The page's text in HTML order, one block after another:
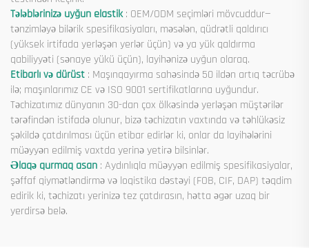
Tələblərinizə uyğun elastik: OEM/ODM seçimləri mövcuddur—
tənzimləyə bilərik spesifikasiyaları, məsələn, qüdrətli qaldırıcı
(yüksek irtifada yerləşən yerlər üçün) və ya yük qaldırma
qabiliyyəti (sənaye yükü üçün), layihənizə uyğun olaraq.
Etibarlı və dürüst : Maşınqayırma sahəsində 50 ildən artıq təcrübə
ilə; maşınlarımız CE və ISO 9001 sertifikatlarına uyğundur.
Təchizatımız dünyanın 30-dan çox ölkəsində yerləşən müştərilər
tərəfindən istifadə olunur, bizə təchizatın vaxtında və təhlükəsiz
şəkildə çatdırılması üçün etibar edirlər ki, onlar da layihələrini
müəyyən edilmiş vaxtda yerinə yetirə bilsinlər.
Əlaqə qurmaq asan : Aydınlıqla müəyyən edilmiş spesifikasiyalar,
şəffaf qiymətləndirmə və loqistika dəstəyi (FOB, CIF, DAP) təqdim
edirik ki, təchizatı yerinizə tez çatdırasın, hətta əgər uzaq bir
yerdirsə belə.